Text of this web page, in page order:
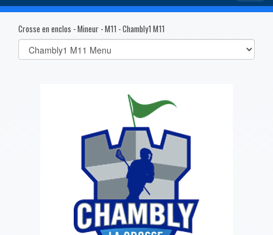
Crosse en enclos - Mineur - M11 - Chambly1 M11
Select
list(select